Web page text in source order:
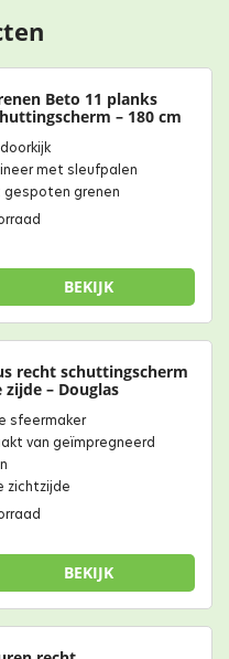
Beto 11 planks
– 180 cm
met sleufpalen
gespoten grenen
BEKIJK
recht schuttingscherm
zijde – Douglas
sfeermaker
van geïmpregneerd
zichtzijde
BEKIJK